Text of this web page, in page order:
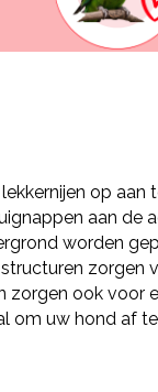
op aan
aan de
worden
zorgen
zorgen ook voor
om uw hond af